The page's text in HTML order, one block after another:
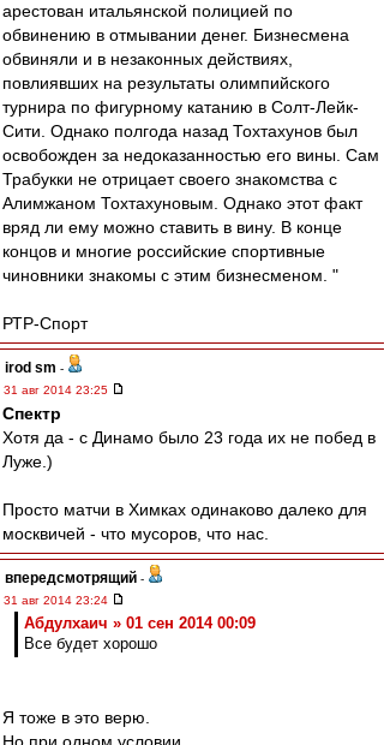
арестован итальянской полицией по
обвинению в отмывании денег. Бизнесмена
обвиняли и в незаконных действиях,
повлиявших на результаты олимпийского
турнира по фигурному катанию в Солт-Лейк-
Сити. Однако полгода назад Тохтахунов был
освобожден за недоказанностью его вины. Сам
Трабукки не отрицает своего знакомства с
Алимжаном Тохтахуновым. Однако этот факт
вряд ли ему можно ставить в вину. В конце
концов и многие российские спортивные
чиновники знакомы с этим бизнесменом. "
РТР-Спорт
irod sm -
31 авг 2014 23:25
Спектр
Хотя да - с Динамо было 23 года их не побед в
Луже.)
Просто матчи в Химках одинаково далеко для
москвичей - что мусоров, что нас.
впередсмотрящий -
31 авг 2014 23:24
Абдулхаич » 01 сен 2014 00:09
Все будет хорошо
Я тоже в это верю.